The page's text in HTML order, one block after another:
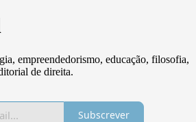
empreendedorismo, educação, filosofia,
de direita.
Subscrever